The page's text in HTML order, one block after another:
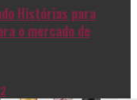
Histórias para
o mercado de